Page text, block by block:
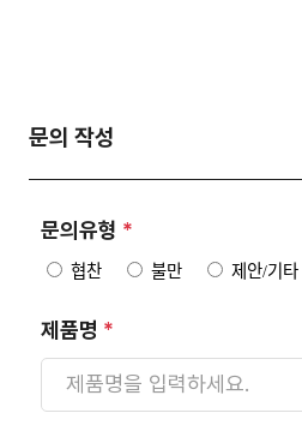
문의 작성
문의유형 *
협찬 불만 제안/기타
제품명 *